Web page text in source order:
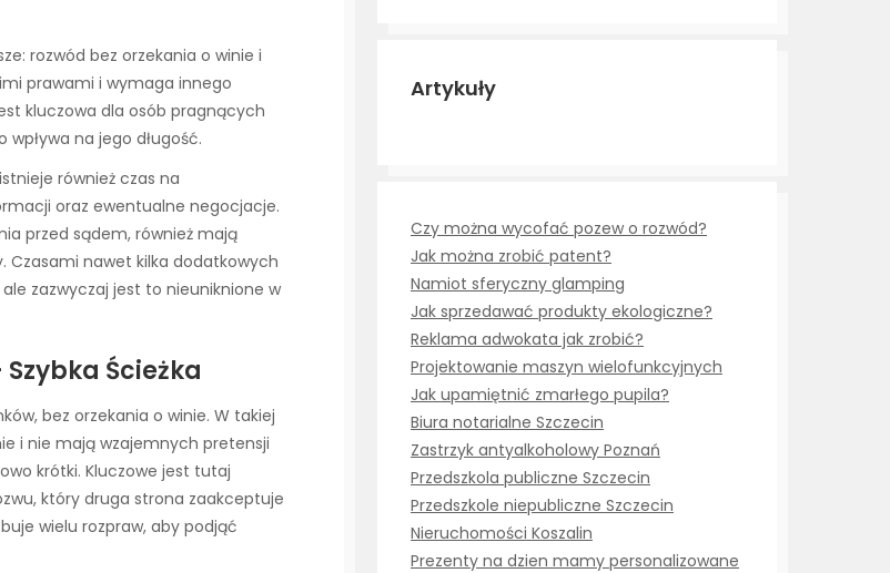
rozwód bez orzekania o winie i
prawami i wymaga innego
kluczowa dla osób pragnących
na jego długość.
również czas na
oraz ewentualne negocjacje.
przed sądem, również mają
Czasami nawet kilka dodatkowych
zazwyczaj jest to nieuniknione w
Ścieżka
bez orzekania o winie. W takiej
i nie mają wzajemnych pretensji
krótki. Kluczowe jest tutaj
który druga strona zaakceptuje
wielu rozpraw, aby podjąć
Artykuły
Czy można wycofać pozew o rozwód?
Jak można zrobić patent?
Namiot sferyczny glamping
Jak sprzedawać produkty ekologiczne?
Reklama adwokata jak zrobić?
Projektowanie maszyn wielofunkcyjnych
Jak upamiętnić zmarłego pupila?
Biura notarialne Szczecin
Zastrzyk antyalkoholowy Poznań
Przedszkola publiczne Szczecin
Przedszkole niepubliczne Szczecin
Nieruchomości Koszalin
Prezenty na dzien mamy personalizowane